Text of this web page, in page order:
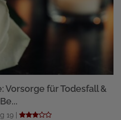
für Todesfall &
Be...
19 |